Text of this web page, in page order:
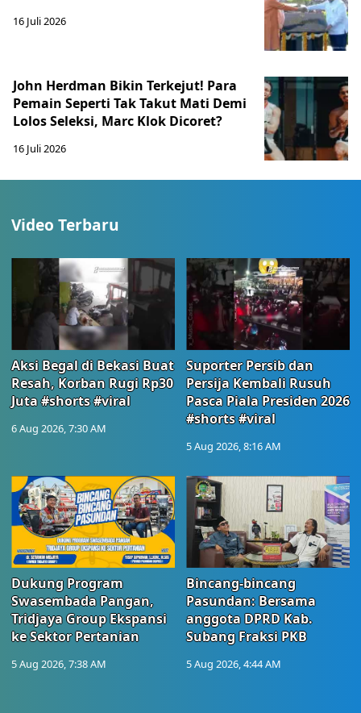
16 Juli 2026
John Herdman Bikin Terkejut! Para
Pemain Seperti Tak Takut Mati Demi
Lolos Seleksi, Marc Klok Dicoret?
16 Juli 2026
Video Terbaru
Aksi Begal di Bekasi Buat
Resah, Korban Rugi Rp30
Juta #shorts #viral
6 Aug 2026, 7:30 AM
Suporter Persib dan
Persija Kembali Rusuh
Pasca Piala Presiden 2026
#shorts #viral
5 Aug 2026, 8:16 AM
Dukung Program
Swasembada Pangan,
Tridjaya Group Ekspansi
ke Sektor Pertanian
5 Aug 2026, 7:38 AM
Bincang-bincang
Pasundan: Bersama
anggota DPRD Kab.
Subang Fraksi PKB
5 Aug 2026, 4:44 AM